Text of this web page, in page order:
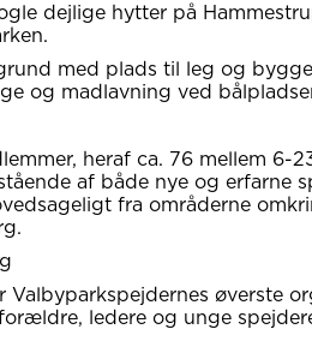
dejlige hytter på
med plads til leg og
og madlavning ved
heraf ca. 76 mellem 6-
af både nye og erfarne
fra områderne
Valbyparkspejdernes øverste
ledere og unge